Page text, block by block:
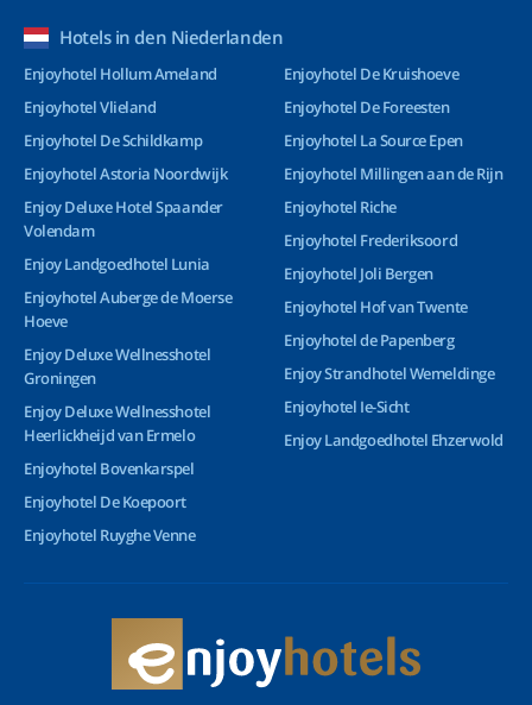
Hotels in den Niederlanden
Enjoyhotel Hollum Ameland
Enjoyhotel Vlieland
Enjoyhotel De Schildkamp
Enjoyhotel Astoria Noordwijk
Enjoy Deluxe Hotel Spaander
Volendam
Enjoy Landgoedhotel Lunia
Enjoyhotel Auberge de Moerse
Hoeve
Enjoy Deluxe Wellnesshotel
Groningen
Enjoy Deluxe Wellnesshotel
Heerlickheijd van Ermelo
Enjoyhotel Bovenkarspel
Enjoyhotel De Koepoort
Enjoyhotel Ruyghe Venne
Enjoyhotel De Kruishoeve
Enjoyhotel De Foreesten
Enjoyhotel La Source Epen
Enjoyhotel Millingen aan de Rijn
Enjoyhotel Riche
Enjoyhotel Frederiksoord
Enjoyhotel Joli Bergen
Enjoyhotel Hof van Twente
Enjoyhotel de Papenberg
Enjoy Strandhotel Wemeldinge
Enjoyhotel Ie-Sicht
Enjoy Landgoedhotel Ehzerwold